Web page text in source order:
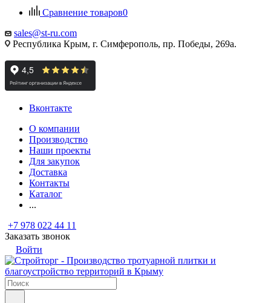
Сравнение товаров0
sales@st-ru.com
Республика Крым, г. Симферополь, пр. Победы, 269а.
Вконтакте
О компании
Производство
Наши проекты
Для закупок
Доставка
Контакты
Каталог
...
+7 978 022 44 11
Заказать звонок
Войти